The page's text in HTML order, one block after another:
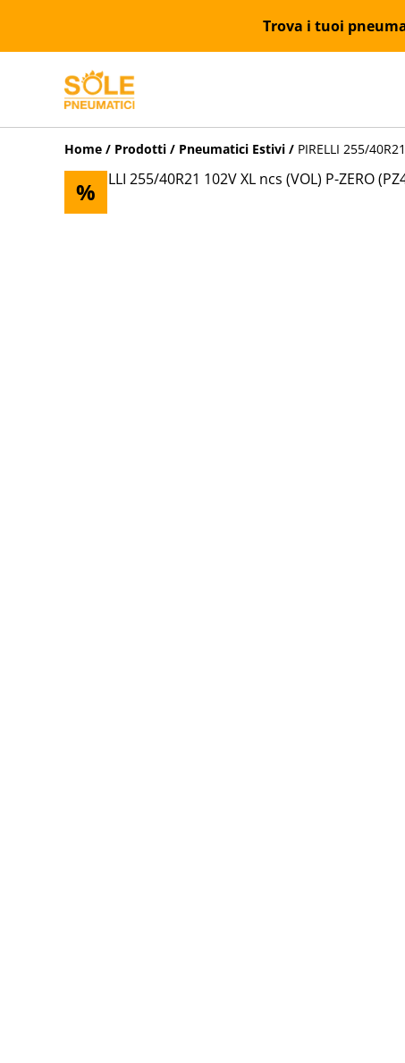
Trova i tuoi
Home / Prodotti / Pneumatici Estivi / PIRELLI 255/
%